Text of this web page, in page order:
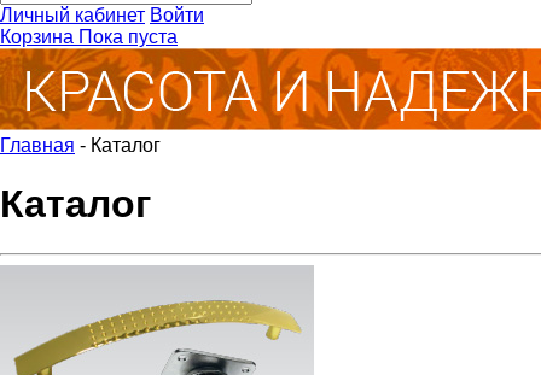
Личный кабинет Войти
Корзина Пока пуста
Главная - Каталог
Каталог